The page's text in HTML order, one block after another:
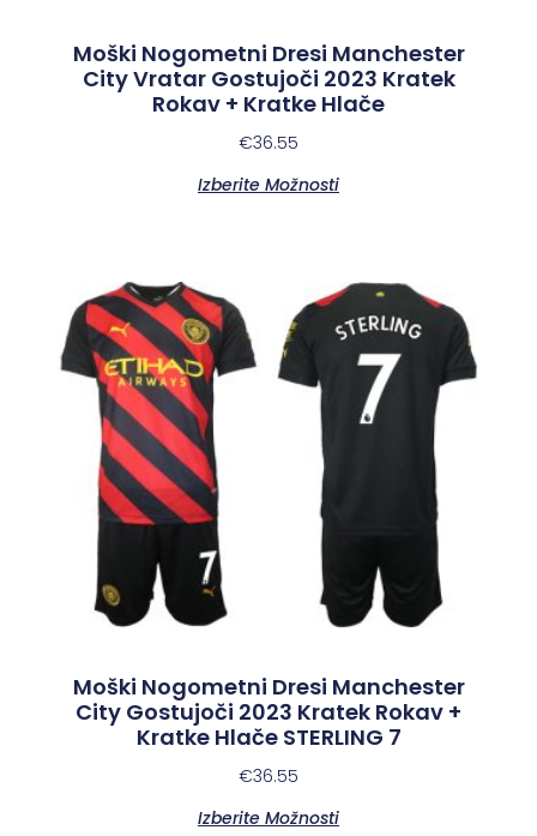
Moški Nogometni Dresi Manchester
City Vratar Gostujoči 2023 Kratek
Rokav + Kratke Hlače
€36.55
Izberite Možnosti
Moški Nogometni Dresi Manchester
City Gostujoči 2023 Kratek Rokav +
Kratke Hlače STERLING 7
€36.55
Izberite Možnosti